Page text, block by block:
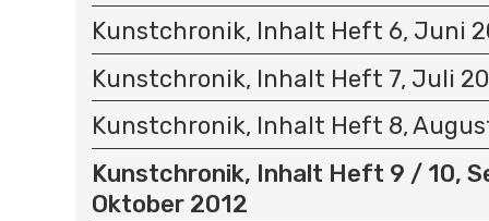
Kunstchronik, Inhalt Heft 6, Juni
Kunstchronik, Inhalt Heft 7, Juli
Kunstchronik, Inhalt Heft 8,
Kunstchronik, Inhalt Heft 9 / 10,
Oktober 2012